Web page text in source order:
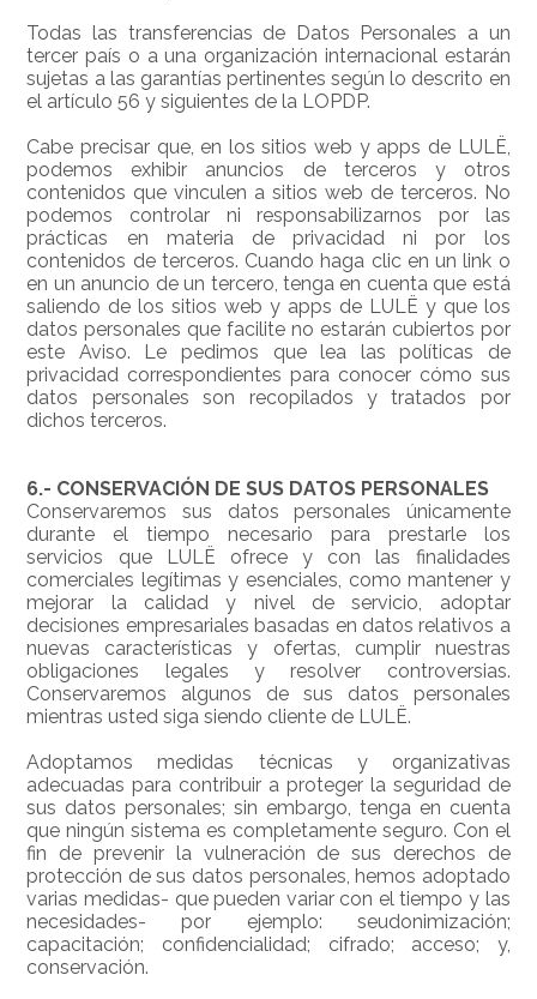
Todas las transferencias de Datos Personales a un
tercer país o a una organización internacional estarán
sujetas a las garantías pertinentes según lo descrito en
el artículo 56 y siguientes de la LOPDP.
Cabe precisar que, en los sitios web y apps de LULË,
podemos exhibir anuncios de terceros y otros
contenidos que vinculen a sitios web de terceros. No
podemos controlar ni responsabilizarnos por las
prácticas en materia de privacidad ni por los
contenidos de terceros. Cuando haga clic en un link o
en un anuncio de un tercero, tenga en cuenta que está
saliendo de los sitios web y apps de LULË y que los
datos personales que facilite no estarán cubiertos por
este Aviso. Le pedimos que lea las políticas de
privacidad correspondientes para conocer cómo sus
datos personales son recopilados y tratados por
dichos terceros.
6.- CONSERVACIÓN DE SUS DATOS PERSONALES
Conservaremos sus datos personales únicamente
durante el tiempo necesario para prestarle los
servicios que LULË ofrece y con las finalidades
comerciales legítimas y esenciales, como mantener y
mejorar la calidad y nivel de servicio, adoptar
decisiones empresariales basadas en datos relativos a
nuevas características y ofertas, cumplir nuestras
obligaciones legales y resolver controversias.
Conservaremos algunos de sus datos personales
mientras usted siga siendo cliente de LULË.
Adoptamos medidas técnicas y organizativas
adecuadas para contribuir a proteger la seguridad de
sus datos personales; sin embargo, tenga en cuenta
que ningún sistema es completamente seguro. Con el
fin de prevenir la vulneración de sus derechos de
protección de sus datos personales, hemos adoptado
varias medidas- que pueden variar con el tiempo y las
necesidades- por ejemplo: seudonimización;
capacitación; confidencialidad; cifrado; acceso; y,
conservación.